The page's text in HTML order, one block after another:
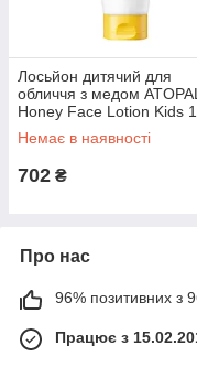
Лосьйон дитячий для
обличчя з медом
Honey Face Lotion Kids
ml
Немає в наявності
702 ₴
Про нас
96% позитивних з
Працює з